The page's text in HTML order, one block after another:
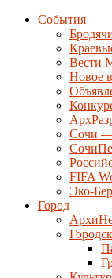
События
Вести
Новое в
Сочи —
FIFA
Эко-
Город